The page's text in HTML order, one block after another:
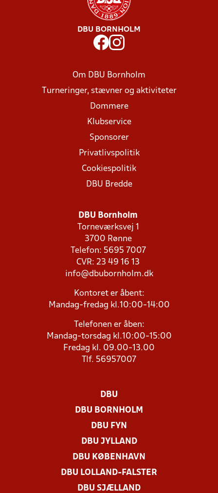
DBU BORNHOLM
Om DBU Bornholm
Turneringer, stævner og aktiviteter
Dommere
Klubservice
Sponsorer
Privatlivspolitik
Cookiespolitik
DBU Bredde
DBU Bornholm
Torneværksvej 1
3700 Rønne
Telefon: 5695 7007
CVR: 23 49 16 13
info@dbubornholm.dk
Kontoret er åbent:
Mandag-fredag kl.10:00-14:00
Telefonen er åben:
Mandag-torsdag kl.10:00-15:00
Fredag kl. 09.00-13.00
Tlf. 56957007
DBU
DBU BORNHOLM
DBU FYN
DBU JYLLAND
DBU KØBENHAVN
DBU LOLLAND-FALSTER
DBU SJÆLLAND